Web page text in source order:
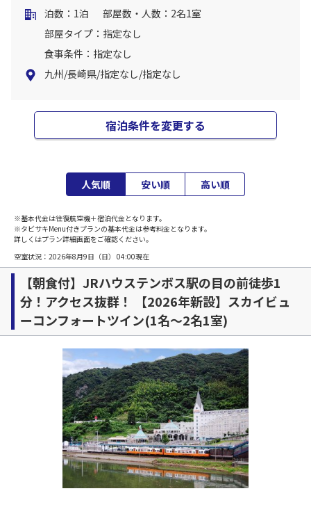
泊数：1泊
部屋数・人数：2名1室
部屋タイプ：指定なし
食事条件：指定なし
九州/長崎県/指定なし/指定なし
宿泊条件を変更する
人気順 安い順 高い順
※基本代金は往復航空機＋宿泊代金となります。
※タビサキMenu付きプランの基本代金は参考料金となります。
詳しくはプラン詳細画面をご確認ください。
空室状況： 2026年8月9日（日） 04:00現在
【朝食付】JRハウステンボス駅の目の前徒歩1
分！アクセス抜群！ 【2026年新設】スカイビュ
ーコンフォートツイン(1名～2名1室)